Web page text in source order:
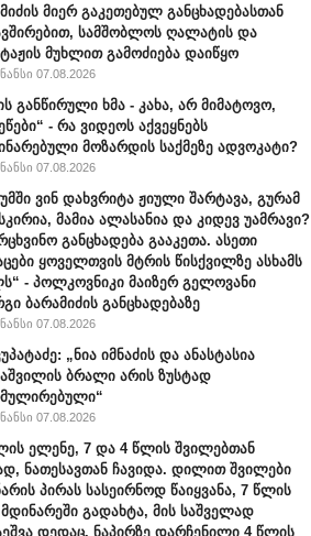
მიერ გაკეთებულ განცხადებასთან
სამშობლოს ღალატის და
მუხლით გამოძიება დაიწყო
07.08.2026
განწირული ხმა - კახა, არ მიმატოვო,
- რა ვიდეოს აქვეყნებს
მოზარდის საქმეზე ადვოკატი?
07.08.2026
ვინ დახვრიტა ჟიული შარტავა, გურამ
მამია ალასანია და კიდევ უამრავი?
განცხადება გააკეთა. ასეთი
ყოველთვის მტრის წისქვილზე ასხამს
- პოლკოვნიკი მაიზერ გელოვანი
ბარამიძის განცხადებაზე
07.08.2026
„ნია იმნაძის და ანასტასია
ბრალი არის ზუსტად
07.08.2026
ელენე, 7 და 4 წლის შვილებთან
ნათესავთან ჩავიდა. დილით შვილები
პირას სასეირნოდ წაიყვანა, 7 წლის
მდინარეში გადახტა, მის საშველად
დედაც. ნაპირზე დარჩენილი 4 წლის